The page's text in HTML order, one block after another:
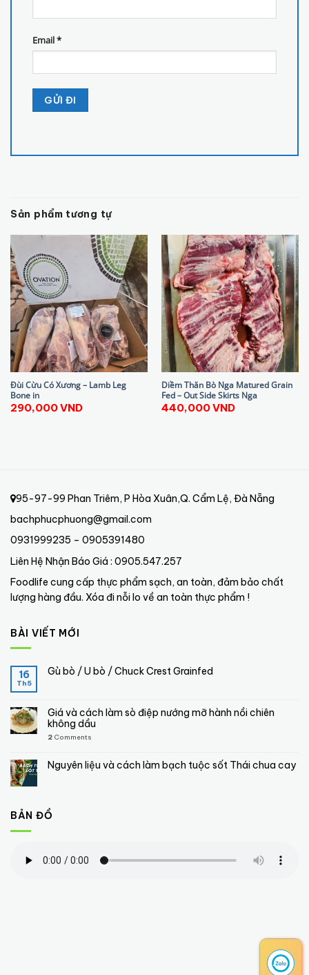
Email*
Sản phẩm tương tự
Đùi Cừu Có Xương – Lamb Leg
Bone in
290,000VND
Diềm Thăn Bò Nga Matured Grain
Fed – Out Side Skirts Nga
440,000VND
95-97-99 Phan Triêm, P Hòa Xuân,Q. Cẩm Lệ, Đà Nẵng
bachphucphuong@gmail.com
0931999235 – 0905391480
Liên Hệ Nhận Báo Giá : 0905.547.257
Foodlife cung cấp thực phẩm sạch, an toàn, đảm bảo chất
lượng hàng đầu. Xóa đi nỗi lo về an toàn thực phẩm !
BÀI VIẾT MỚI
16
Th5
Gù bò / U bò / Chuck Crest Grainfed
Giá và cách làm sò điệp nướng mỡ hành nồi chiên
không dầu
2 Comments
Nguyên liệu và cách làm bạch tuộc sốt Thái chua cay
BẢN ĐỒ